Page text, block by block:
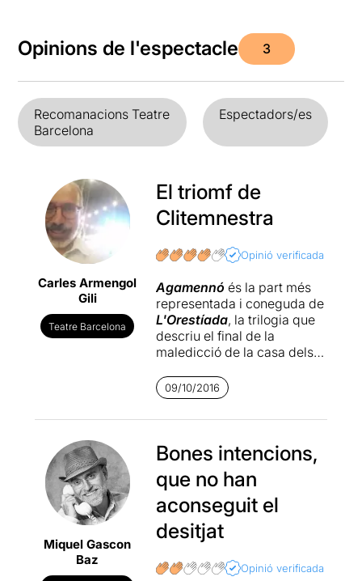
Opinions de l'espectacle 3
Recomanacions Teatre
Barcelona
Espectadors/es
Carles Armengol
Gili
Teatre Barcelona
El triomf de
Clitemnestra
Opinió verificada
Agamennó és la part més
representada i coneguda de
L'Orestíada, la trilogia que
descriu el final de la
maledicció de la casa dels
llarga i solemne, farcida de
monòlegs que constitueixen
un grandiós patrimoni
de Fusco, director del
Teatro Stabile di Napoli, de
ser excessivament
respectuós i conservador
potser no ha anat del tot a
favor del muntatge. Tot i així,
la qualitat del grup, i en
especial de les seves actrius
09/10/2016
Miquel Gascon
Baz
Bones intencions,
que no han
aconseguit el
desitjat
Opinió verificada